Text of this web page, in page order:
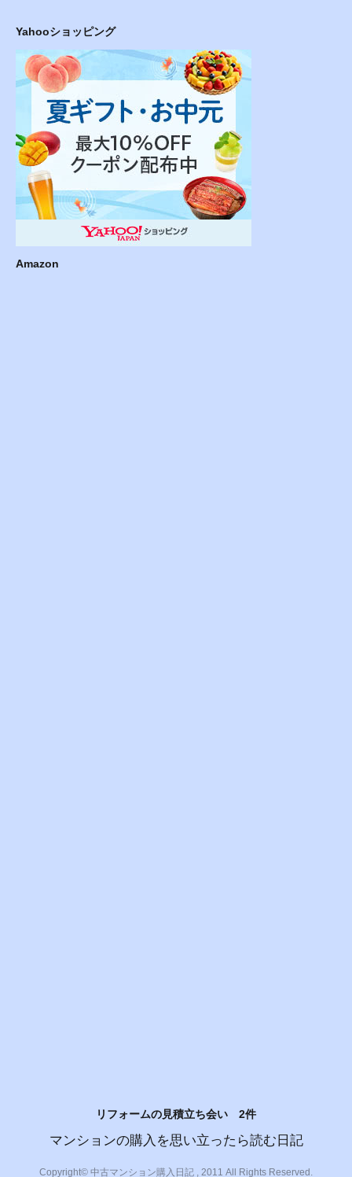
Yahooショッピング
Amazon
リフォームの見積立ち会い 2件
マンションの購入を思い立ったら読む日記
Copyright© 中古マンション購入日記 , 2011 All Rights Reserved.